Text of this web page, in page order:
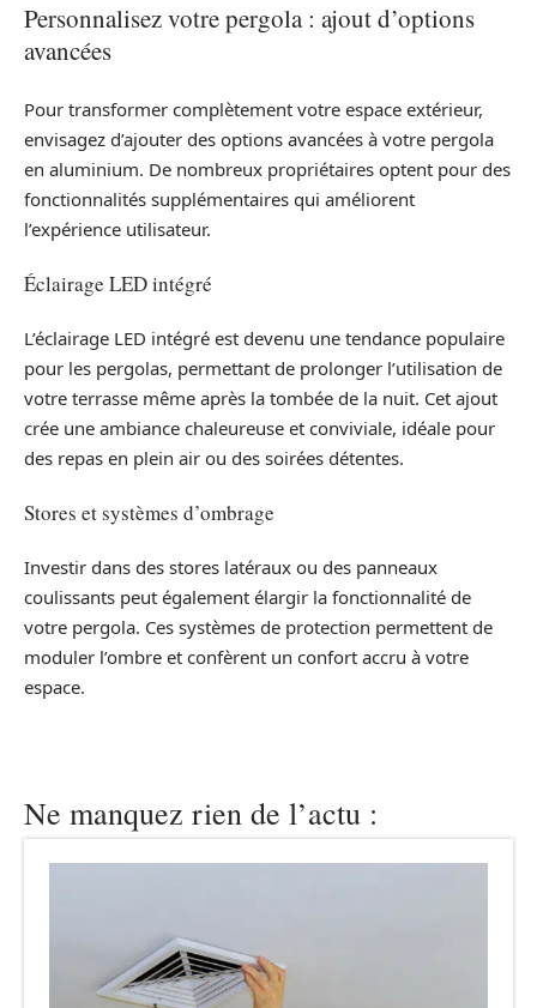
Personnalisez votre pergola : ajout d’options
avancées
Pour transformer complètement votre espace extérieur,
envisagez d’ajouter des options avancées à votre pergola
en aluminium. De nombreux propriétaires optent pour des
fonctionnalités supplémentaires qui améliorent
l’expérience utilisateur.
Éclairage LED intégré
L’éclairage LED intégré est devenu une tendance populaire
pour les pergolas, permettant de prolonger l’utilisation de
votre terrasse même après la tombée de la nuit. Cet ajout
crée une ambiance chaleureuse et conviviale, idéale pour
des repas en plein air ou des soirées détentes.
Stores et systèmes d’ombrage
Investir dans des stores latéraux ou des panneaux
coulissants peut également élargir la fonctionnalité de
votre pergola. Ces systèmes de protection permettent de
moduler l’ombre et confèrent un confort accru à votre
espace.
Ne manquez rien de l’actu :